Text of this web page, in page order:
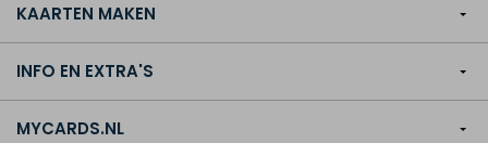
KAARTEN MAKEN
INFO EN EXTRA'S
MYCARDS.NL